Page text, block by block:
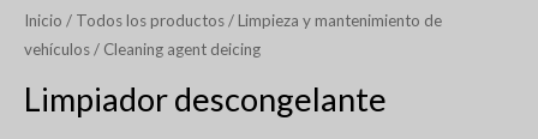
Inicio / Todos los productos/ Limpieza y mantenimiento de
vehículos/ Cleaning agent deicing
Limpiador descongelante